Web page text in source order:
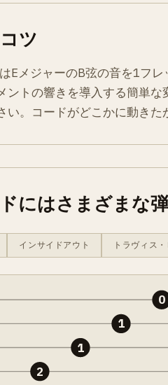
ツ
EメジャーのB弦の音を1フ
ントの響きを導入する簡単
い。コードがどこかに動きた
にはさまざまな
インサイドアウト トラヴィス
2
1
1
0